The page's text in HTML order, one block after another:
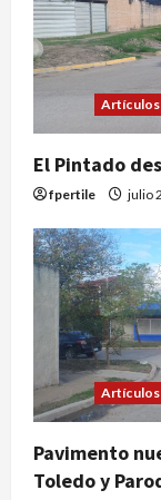
Artículos
El Pintado
fpertile julio
Artículos
Pavimento
Toledo y